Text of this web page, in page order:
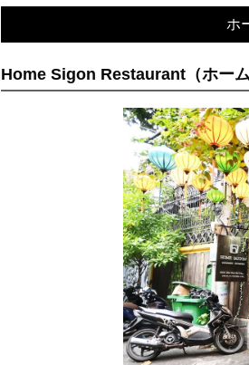
ホ
Home Sigon Restaurant（ホーム